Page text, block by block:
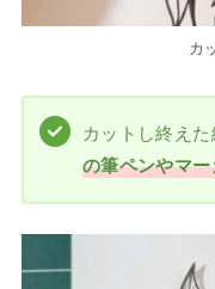
カ
カットし終え
の筆ペンやマ